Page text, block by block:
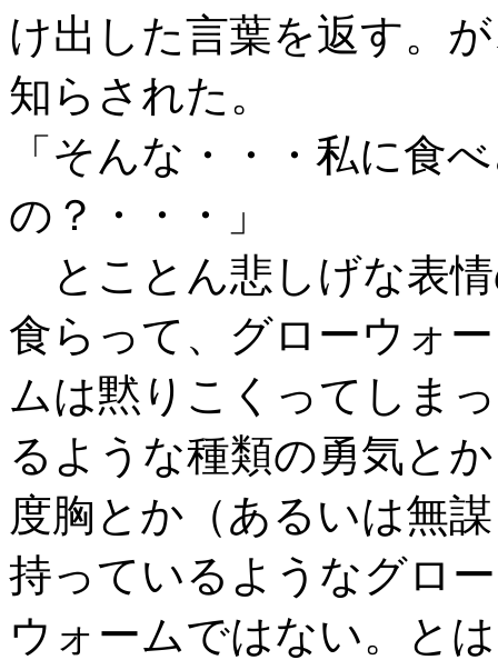
け出した言葉を返す。
知らされた。
「そんな・・・私に食
の？・・・」
とことん悲しげな表
食らって、グローウォー
ムは黙りこくってしま
るような種類の勇気とか
度胸とか（あるいは無
持っているようなグロー
ウォームではない。と